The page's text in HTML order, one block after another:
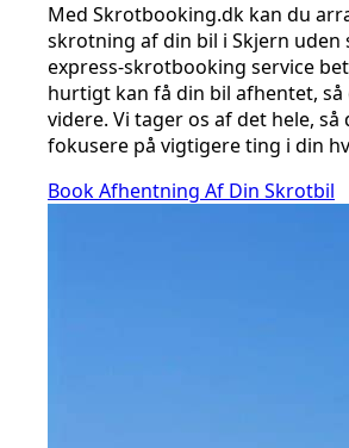
Med Skrotbooking.dk kan du
skrotning af din bil i Skjern uden
express-skrotbooking service
hurtigt kan få din bil afhentet,
videre. Vi tager os af det hele, så
fokusere på vigtigere ting i din
Book Afhentning Af Din Skrotbil